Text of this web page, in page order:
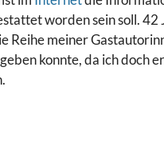
worden sein soll. 42
Reihe meiner
konnte, da ich doch